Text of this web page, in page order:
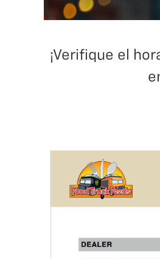
¡Verifique el